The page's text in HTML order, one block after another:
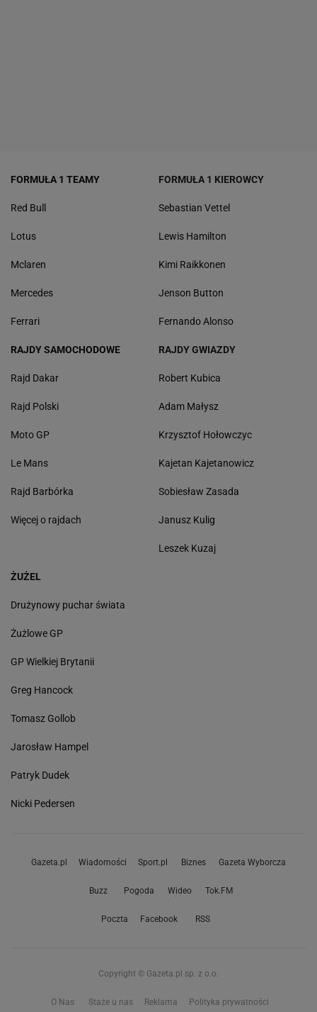
FORMUŁA 1 TEAMY
Red Bull
Lotus
Mclaren
Mercedes
Ferrari
FORMUŁA 1 KIEROWCY
Sebastian Vettel
Lewis Hamilton
Kimi Raikkonen
Jenson Button
Fernando Alonso
RAJDY SAMOCHODOWE
Rajd Dakar
Rajd Polski
Moto GP
Le Mans
Rajd Barbórka
Więcej o rajdach
RAJDY GWIAZDY
Robert Kubica
Adam Małysz
Krzysztof Hołowczyc
Kajetan Kajetanowicz
Sobiesław Zasada
Janusz Kulig
Leszek Kuzaj
ŻUŻEL
Drużynowy puchar świata
Żużlowe GP
GP Wielkiej Brytanii
Greg Hancock
Tomasz Gollob
Jarosław Hampel
Patryk Dudek
Nicki Pedersen
Gazeta.pl Wiadomości Sport.pl Biznes Gazeta Wyborcza
Buzz Pogoda Wideo Tok.FM
Poczta Facebook RSS
Copyright © Gazeta.pl sp. z o.o.
O Nas Staże u nas Reklama Polityka prywatności